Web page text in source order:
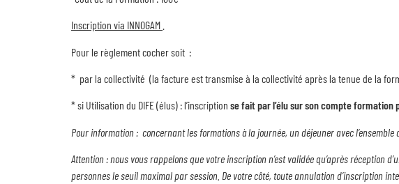
Inscription via INNOGAM
Pour le règlement cocher soit :
* par la collectivité (la facture est transmise à la collectivité après la tenue de la
* si Utilisation du DIFE (élus) : l’inscription se fait par l’élu sur son compte formation
Pour information : concernant les formations à la journée, un déjeuner avec
Attention : nous vous rappelons que votre inscription n’est validée qu’après réception
personnes le seuil maximal par session. De votre côté, toute annulation d’inscription